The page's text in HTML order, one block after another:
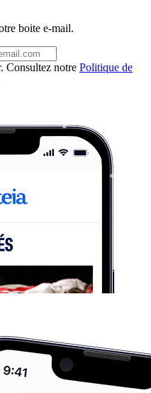
boite e-mail.
Consultez notre Politique de